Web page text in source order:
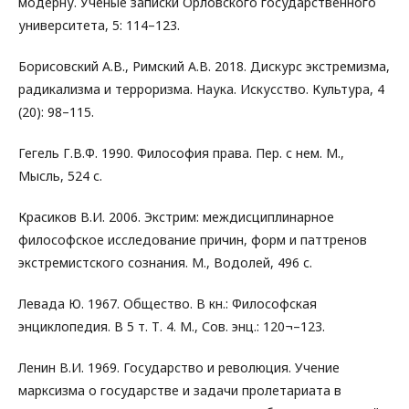
университета, 5: 114–123.
Борисовский А.В., Римский А.В. 2018. Дискурс экстремизма,
радикализма и терроризма. Наука. Искусство. Культура, 4
(20): 98–115.
Гегель Г.В.Ф. 1990. Философия права. Пер. с нем. М.,
Мысль, 524 с.
Красиков В.И. 2006. Экстрим: междисциплинарное
философское исследование причин, форм и паттренов
экстремистского сознания. М., Водолей, 496 с.
Левада Ю. 1967. Общество. В кн.: Философская
энциклопедия. В 5 т. Т. 4. М., Сов. энц.: 120¬–123.
Ленин В.И. 1969. Государство и революция. Учение
марксизма о государстве и задачи пролетариата в